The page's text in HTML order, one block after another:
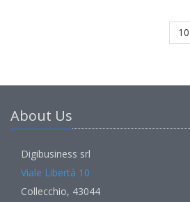
About Us
Digibusiness srl
Viale Libertà 10
Collecchio, 43044